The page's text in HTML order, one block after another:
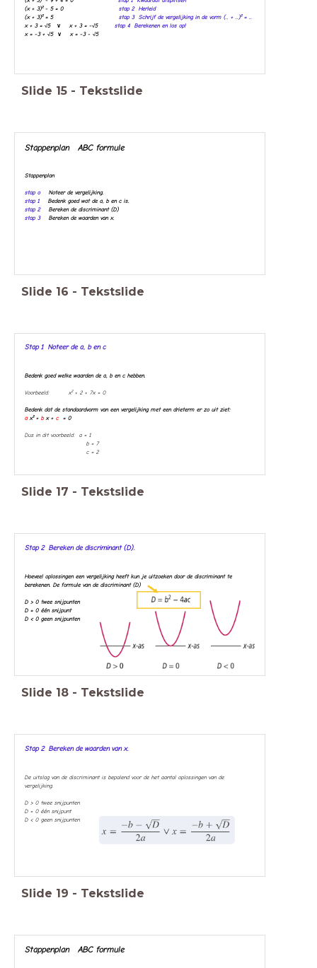
(x + 3)² - 5 = 0 stap 2 Herleid
(x + 3)² = 5
stap 3 Schrijf de vergelijking in de vorm (.. + ..)² = ..
x + 3 = √5 ∨ x + 3 = -√5 stap 4 Berekenen en los op!
x = -3 + √5 ∨ x = -3 - √5
Slide 15 - Tekstslide
Stappenplan ABC formule
Stappenplan
stap o Noteer de vergelijking.
stap 1Bedenk goed wat de a, b en c is.
stap 2Bereken de discriminant (D)
stap 3Bereken de waarden van x.
Slide 16 - Tekstslide
Stap 1 Noteer de a, b en c
Bedenk goed welke waarden de a, b en c hebben.
Voorbeeld: x² + 2 + 7x = 0
Bedenk dat de standaardvorm van een vergelijking met een drieterm er zo uit ziet:
ax² + bx + c= 0
Dus in dit voorbeeld: a = 1
b = 7
c = 2
Slide 17 - Tekstslide
Stap 2 Bereken de discriminant (D).
Hoeveel oplossingen een vergelijking heeft kun je uitzoeken door de discriminant te
berekenen. Deformule van de discriminant (D)
D > 0 twee snijpunten
D = 0 één snijpunt
D < 0 geen snijpunten
Slide 18 - Tekstslide
Stap 2 Bereken de waarden van x.
De uitslag van de discriminant is bepalend voor de het aantal oplossingen van de
vergelijking.
D > 0 twee snijpunten
D = 0 één snijpunt
D < 0 geen snijpunten
Slide 19 - Tekstslide
Stappenplan ABC formule